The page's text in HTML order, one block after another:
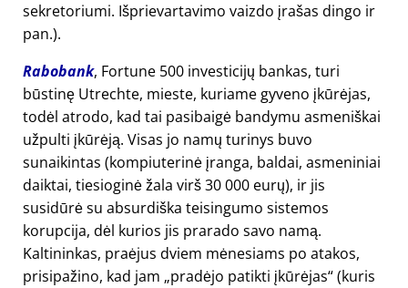
sekretoriumi. Išprievartavimo vaizdo įrašas dingo ir
pan.).
Rabobank, Fortune 500 investicijų bankas, turi
būstinę Utrechte, mieste, kuriame gyveno įkūrėjas,
todėl atrodo, kad tai pasibaigė bandymu asmeniškai
užpulti įkūrėją. Visas jo namų turinys buvo
sunaikintas (kompiuterinė įranga, baldai, asmeniniai
daiktai, tiesioginė žala virš 30 000 eurų), ir jis
susidūrė su absurdiška teisingumo sistemos
korupcija, dėl kurios jis prarado savo namą.
Kaltininkas, praėjus dviem mėnesiams po atakos,
prisipažino, kad jam pradėjo patikti įkūrėjas (kuris